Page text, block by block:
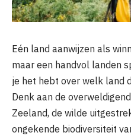
Eén land aanwijzen als
maar een handvol landen
je het hebt over welk land
Denk aan de
Zeeland, de wilde
ongekende biodiversiteit